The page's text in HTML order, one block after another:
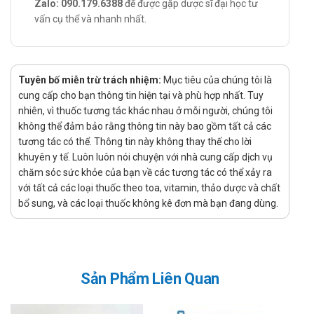
Mắc bệnh suy giảm chức năng gan nặng.
Tình trạng xuất huyết động mạch.
Lưu ý khi sử dụng Vitamin PP 500mg
Khapharco
Nicotinamide dùng ở liều thấp không gây độc tính. Tuy
nhiên, cần thận trọng khi sử dụng nicotinamide liều cao đối
với những trường hợp:
Mắc bệnh túi mật
Đã từng bị vàng da hoặc bệnh gan trước đây
Mắc bệnh đái tháo đường
Bệnh gút
đang cho con bú
Phụ nữ mang thai và cho con bú: nên hỏi ý kiến bác sĩ và
Zalo: 090.179.6388để được gặp dược sĩ đại học tư
vấn cụ thể và nhanh nhất.
Tuyên bố miễn trừ trách nhiệm: Mục tiêu của chúng tôi là
cung cấp cho bạn thông tin hiện tại và phù hợp nhất. Tuy
nhiên, vì thuốc tương tác khác nhau ở mỗi người, chúng tôi
không thể đảm bảo rằng thông tin này bao gồm tất cả các
tương tác có thể. Thông tin này không thay thế cho lời
khuyên y tế. Luôn luôn nói chuyện với nhà cung cấp dịch vụ
chăm sóc sức khỏe của bạn về các tương tác có thể xảy ra
với tất cả các loại thuốc theo toa, vitamin, thảo dược và chất
bổ sung, và các loại thuốc không kê đơn mà bạn đang dùng.
Sản Phẩm Liên Quan